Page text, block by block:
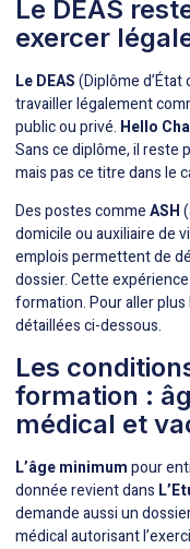
Le DEAS
exercer
Le DEAS(Diplôme
travailler légalement
public ou privé. Hello
Sans ce diplôme, il reste
mais pas ce titre dans le
Des postes commeASH
domicile ou auxiliaire de
emplois permettent de
dossier. Cette
formation. Pour aller
détaillées ci-dessous.
Les
formation :
médical et
L’âge minimumpour
donnée revient dans
demande aussi un
médical autorisant